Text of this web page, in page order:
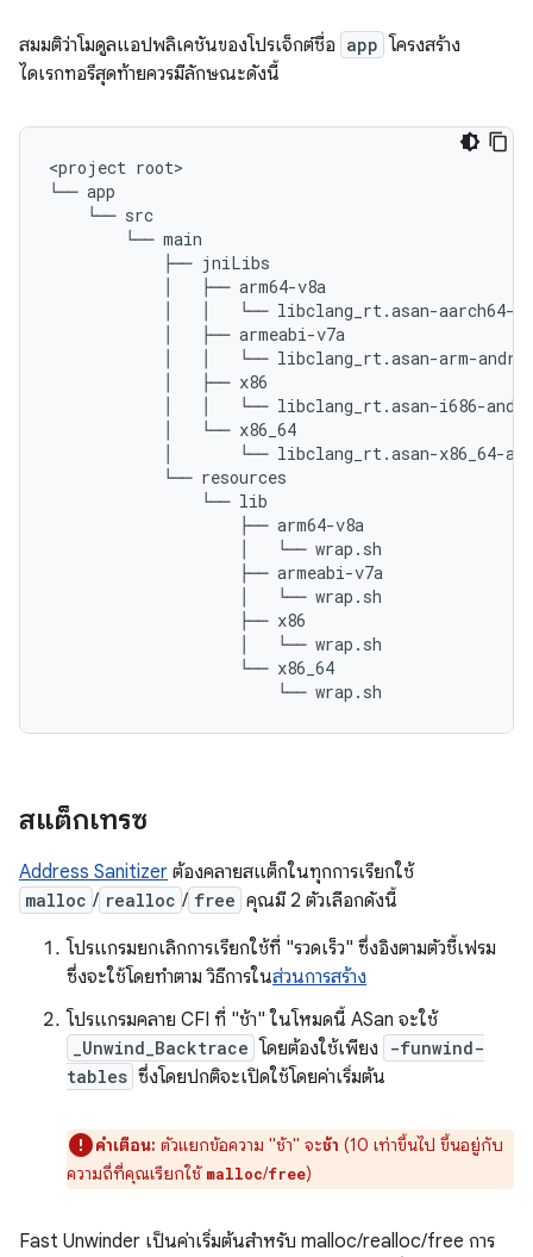
สมมติว่าโมดูลแอปพลิเคชันของโปรเจ็กต์ชื่อ app โครงสร้าง
ไดเรกทอรีสุดท้ายควรมีลักษณะดังนี้
<project root>
└── app
    └── src
        └── main
            ├── jniLibs
            │   ├── arm64-v8a
│   │   └── libclang_rt.asan-aarch64-
            │   ├── armeabi-v7a
│   │   └── libclang_rt.asan-arm-
            │   ├── x86
│   │   └── libclang_rt.asan-i686-
            │   └── x86_64
│       └── libclang_rt.asan-x86_64-
            └── resources
                └── lib
                    ├── arm64-v8a
                    │   └── wrap.sh
                    ├── armeabi-v7a
                    │   └── wrap.sh
                    ├── x86
                    │   └── wrap.sh
                    └── x86_64
สแต็กเทรซ
Address Sanitizer ต้องคลายสแต็กในทุกการเรียกใช้
malloc / realloc / free คุณมี 2 ตัวเลือกดังนี้
โปรแกรมยกเลิกการเรียกใช้ที่ "รวดเร็ว" ซึ่งอิงตามตัวชี้เฟรม
ซึ่งจะใช้โดยทำตาม วิธีการในส่วนการสร้าง
โปรแกรมคลาย CFI ที่ "ช้า" ในโหมดนี้ ASan จะใช้
_Unwind_Backtrace โดยต้องใช้เพียง
-funwind-
tables ซึ่งโดยปกติจะเปิดใช้โดยค่าเริ่มต้น
คำเตือน: ตัวแยกข้อความ "ช้า" จะช้า (10 เท่าขึ้นไป ขึ้นอยู่กับ
ความถี่ที่คุณเรียกใช้ malloc/free)
Fast Unwinder เป็นค่าเริ่มต้นสำหรับ malloc/realloc/free การ